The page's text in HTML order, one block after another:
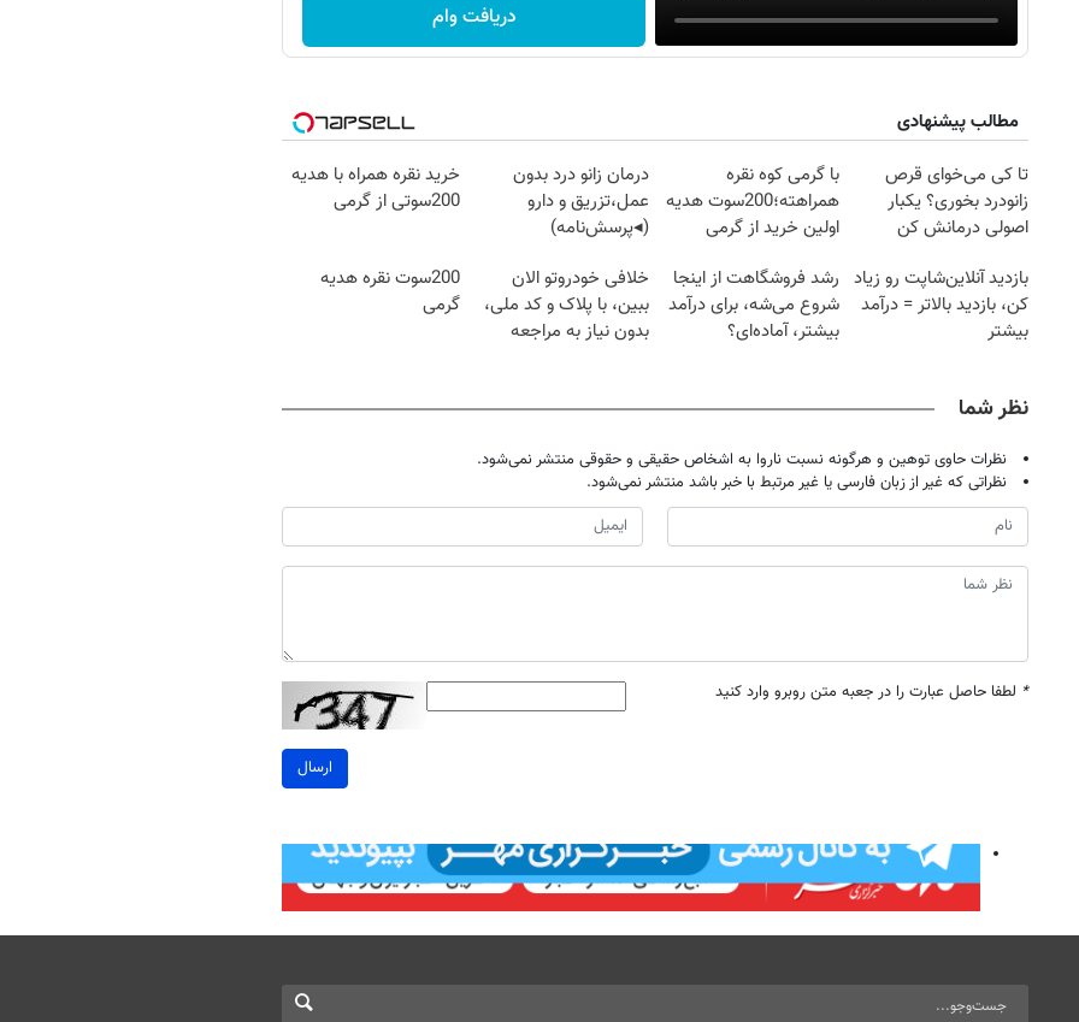
دریافت وام
مطالب پیشنهادی
تا کی می‌خوای قرص
زانودرد بخوری؟ یکبار
اصولی درمانش کن
با گرمی کوه نقره
همراهته؛200سوت هدیه
اولین خرید از گرمی
درمان زانو درد بدون
عمل،تزریق و دارو
(◂پرسش‌نامه)
خرید نقره همراه با هدیه
200سوتی از گرمی
بازدید آنلاین‌شاپت رو زیاد
کن، بازدید بالاتر = درآمد
بیشتر
رشد فروشگاهت از اینجا
شروع می‌شه، برای درآمد
بیشتر، آماده‌ای؟
خلافی خودروتو الان
ببین، با پلاک و کد ملی،
بدون نیاز به مراجعه
200سوت نقره هدیه
گرمی
نظر شما
نظرات حاوی توهین و هرگونه نسبت ناروا به اشخاص حقیقی و حقوقی منتشر نمی‌شود.
نظراتی که غیر از زبان فارسی یا غیر مرتبط با خبر باشد منتشر نمی‌شود.
* لطفا حاصل عبارت را در جعبه متن روبرو وارد کنید
ارسال